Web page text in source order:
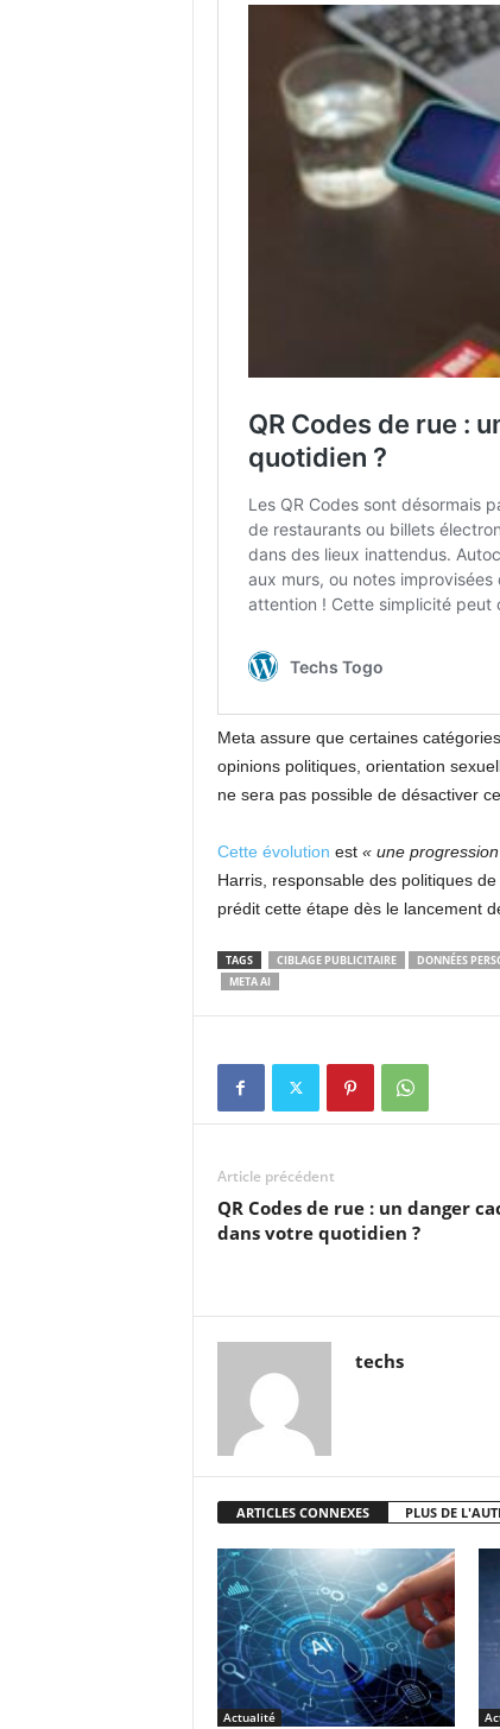
Meta assure que certaines
opinions politiques, orientation
ne sera pas possible de désactiver
Cette évolution est « une
Harris, responsable des politiques
prédit cette étape dès le lancement
TAGS CIBLAGE PUBLICITAIRE DONNÉES
META AI
Article précédent
QR Codes de rue : un danger
dans votre quotidien ?
techs
ARTICLES CONNEXES PLUS DE
Actualité